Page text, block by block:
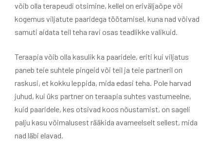
võib olla terapeudi otsimine, kellel on eriväljaõpe või
kogemus viljatute paaridega töötamisel, kuna nad võivad
samuti aidata teil teha ravi osas teadlikke valikuid.
Teraapia võib olla kasulik ka paaridele, eriti kui viljatus
paneb teie suhtele pingeid või teil ja teie partneril on
raskusi, et kokku leppida, mida edasi teha. Pole harvad
juhud, kui üks partner on teraapia suhtes vastumeelne,
kuid paaridele, kes otsivad koos nõustamist, on sageli
palju kasu võimalusest rääkida avameelselt sellest, mida
nad läbi elavad.